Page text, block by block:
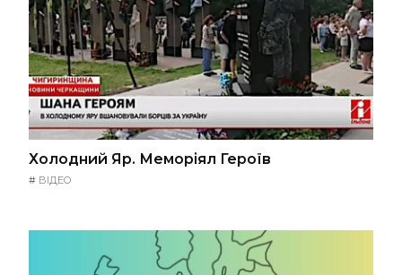
Холодний Яр. Меморіял Героїв
# ВІДЕО